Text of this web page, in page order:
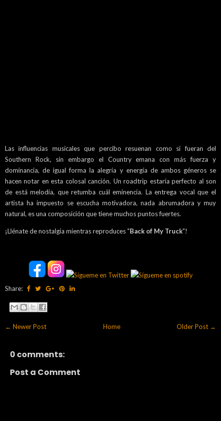
Las influencias musicales que percibo resuenan como si fueran del
Southern Rock, sin embargo el Country emana con más fuerza y
dominancia, de igual forma la alegría y energía de ambos géneros se
hacen notar en esta colosal canción. Un roadtrip estaría perfecto al son
de está melodía, que retumba cuál eminencia. La entrega vocal que el
artista ha impuesto se escucha motivadora, nada abrumadora y muy
natural, es una composición que tiene muchos puntos fuertes.
¡Llénate de nostalgia mientras reproduces "Back of My Truck"!
Share:
← Newer Post Older Post →
Home
0 comments:
Post a Comment